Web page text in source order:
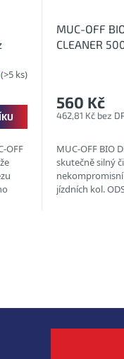
(>5 ks)
OFF
MUC-OFF
CLEANER
462,81 Kč bez
560 Kč
MUC-OFF BIO
skutečně silný
jízdních kol.